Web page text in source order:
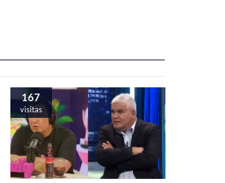
167
visitas